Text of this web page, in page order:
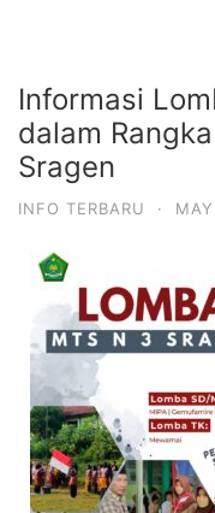
Informasi
dalam
Sragen
INFO TERBARU ·